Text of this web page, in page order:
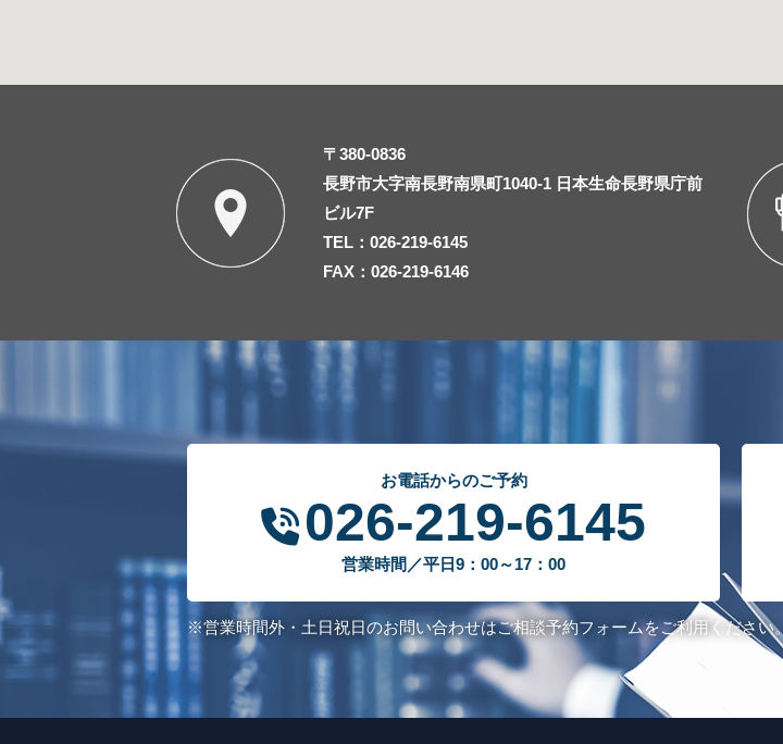
〒380-0836
長野市大字南長野南県町1040-1 日本生命長野県庁前
ビル7F
TEL：026-219-6145
FAX：026-219-6146
お電話からのご予約
026-219-6145
営業時間／平日9：00～17：00
※営業時間外・土日祝日のお問い合わせはご相談予約フォームをご利用ください。